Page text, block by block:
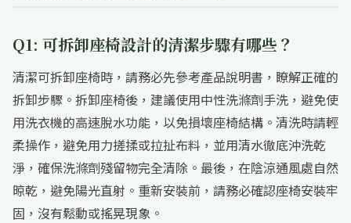
Q1: 可拆卸座椅設計的清潔步驟有哪些？
清潔可拆卸座椅時，請務必先參考產品說明書，瞭解正確的
拆卸步驟。拆卸座椅後，建議使用中性洗滌劑手洗，避免使
用洗衣機的高速脫水功能，以免損壞座椅結構。清洗時請輕
柔操作，避免用力搓揉或拉扯布料，並用清水徹底沖洗乾
淨，確保洗滌劑殘留物完全清除。最後，在陰涼通風處自然
晾乾，避免陽光直射。重新安裝前，請務必確認座椅安裝牢
固，沒有鬆動或搖晃現象。